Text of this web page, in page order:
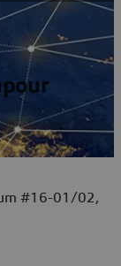
#16-01/02,